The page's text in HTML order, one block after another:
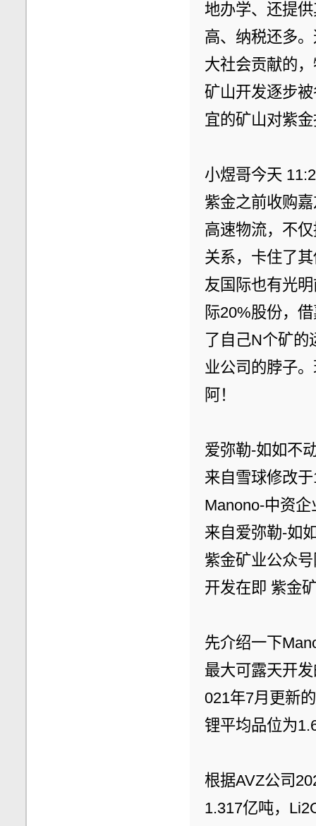
地办学、还提
高、纳税还多
大社会贡献的
矿山开发逐步
宜的矿山对紫
小煜哥今天
紫金之前收购
高速物流，不
关系，卡住了
友国际也有光
际20%股份，
了自己N个矿的
业公司的脖子
阿！
爱弥勒-如如不
来自雪球修改
Manono-中资
来自爱弥勒-如
紫金矿业公众
开发在即 紫金
先介绍一下
最大可露天开
021年7月更新
锂平均品位为
根据AVZ公司
1.317亿吨，